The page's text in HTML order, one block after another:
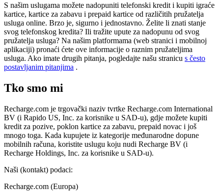
S našim uslugama možete nadopuniti telefonski kredit i kupiti igraće
kartice, kartice za zabavu i prepaid kartice od različitih pružatelja
usluga online. Brzo je, sigurno i jednostavno. Želite li znati stanje
svog telefonskog kredita? Ili tražite upute za nadopunu od svog
pružatelja usluga? Na našim platformama (web stranici i mobilnoj
aplikaciji) pronaći ćete ove informacije o raznim pružateljima
usluga. Ako imate drugih pitanja, pogledajte našu stranicu s često
postavljanim pitanjima .
Tko smo mi
Recharge.com je trgovački naziv tvrtke Recharge.com International
BV (i Rapido US, Inc. za korisnike u SAD-u), gdje možete kupiti
kredit za pozive, poklon kartice za zabavu, prepaid novac i još
mnogo toga. Kada kupujete iz kategorije međunarodne dopune
mobilnih računa, koristite uslugu koju nudi Recharge BV (i
Recharge Holdings, Inc. za korisnike u SAD-u).
Naši (kontakt) podaci:
Recharge.com (Europa)